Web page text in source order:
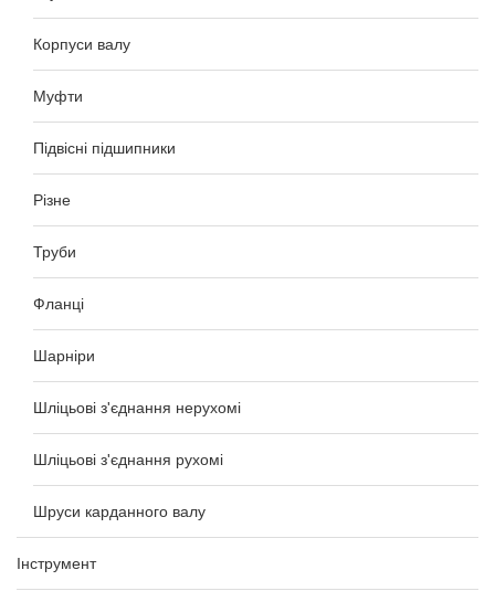
Корпуси валу
Муфти
Підвісні підшипники
Різне
Труби
Фланці
Шарніри
Шліцьові з'єднання нерухомі
Шліцьові з'єднання рухомі
Шруси карданного валу
Інструмент